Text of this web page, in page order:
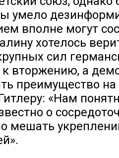
умело
вполне могут
хотелось
сил
к вторжению, а
преимущество на
«Нам
о
мешать